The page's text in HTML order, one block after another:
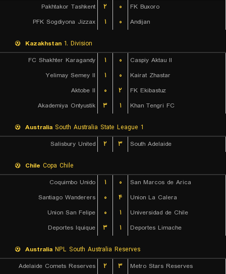
Pakhtakor Tashkent
۲ ۰
FK Buxoro
PFK Sogdiyona Jizzax
۱ ۰ Andijan
Kazakhstan 1. Division
FC Shakhter Karagandy
۱ ۰
Caspiy Aktau II
Yelimay Semey II
۱ ۰
Kairat Zhastar
Aktobe II
۰ ۲
FK Ekibastuz
Akademiya Ontyustik
۳ ۱ Khan Tengri FC
Australia South Australia State League 1
Salisbury United
۲ ۳ South Adelaide
Chile Copa Chile
Coquimbo Unido
۱ ۰
San Marcos de Arica
Santiago Wanderers
۰ ۴
Union La Calera
Union San Felipe
۰ ۱
Universidad de Chile
Deportes Iquique
۳ ۱ Deportes Limache
Australia NPL South Australia Reserves
Adelaide Comets Reserves
۲ ۳ Metro Stars Reserves